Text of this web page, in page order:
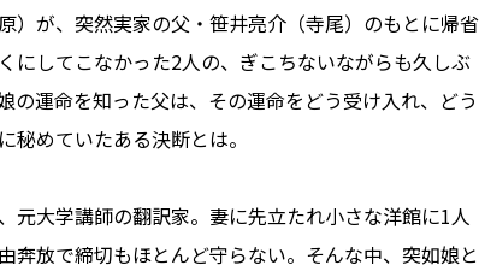
が、突然実家の父・笹井亮介（寺尾）のもとに帰省
にしてこなかった2人の、ぎこちないながらも久しぶ
運命を知った父は、その運命をどう受け入れ、どう
ていたある決断とは――。
大学講師の翻訳家。妻に先立たれ小さな洋館に1人
放で締切もほとんど守らない。そんな中、突如娘と